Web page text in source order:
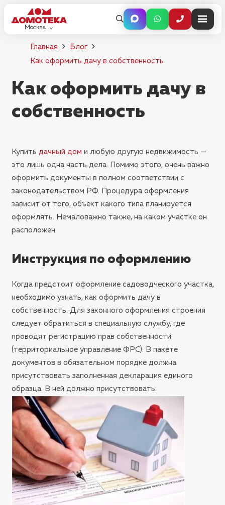
Москва
Главная
Блог
Как оформить дачу в собственность
Как оформить дачу в
собственность
Купить дачный дом и любую другую недвижимость —
это лишь одна часть дела. Помимо этого, очень важно
оформить документы в полном соответствии с
законодательством РФ. Процедура оформления
зависит от того, объект какого типа планируется
оформлять. Немаловажно также, на каком участке он
расположен.
Инструкция по оформлению
Когда предстоит оформление садоводческого участка,
необходимо узнать, как оформить дачу в
собственность. Для законного оформления строения
следует обратиться в специальную службу, где
проводят регистрацию прав собственности
(территориальное управление ФРС). В пакете
документов в обязательном порядке должна
присутствовать заполненная декларация единого
образца. В ней должно присутствовать: